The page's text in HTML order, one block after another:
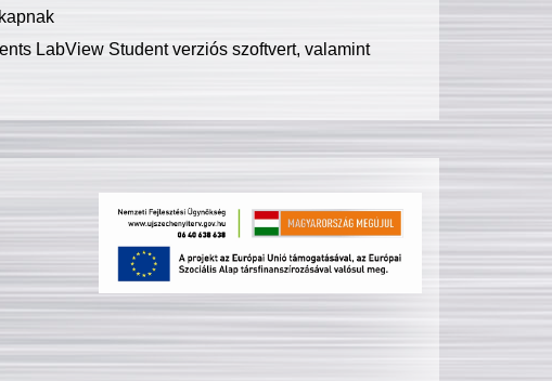
LabView Student verziós szoftvert, valamint